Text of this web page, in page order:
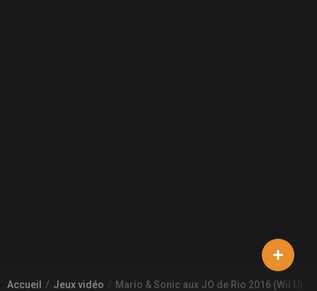
Accueil Jeux vidéo Mario & Sonic aux JO de Rio 2016 (Wii U)